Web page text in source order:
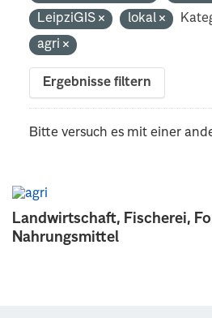
Landwirtschaft, Fischerei,
Nahrungsmittel
LeipziGIS
lokal
agri
Ergebnisse filtern
Bitte versuch es mit einer